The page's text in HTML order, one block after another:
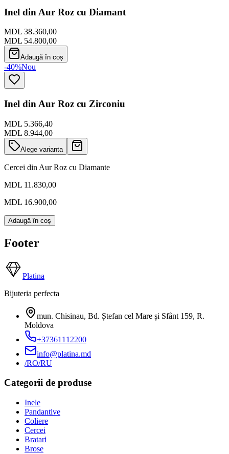
Inel din Aur Roz cu Diamant
MDL 38.360,00
MDL 54.800,00
Adaugă în coș
-40%Nou
Inel din Aur Roz cu Zirconiu
MDL 5.366,40
MDL 8.944,00
Alege varianta
Cercei din Aur Roz cu Diamante
MDL 11.830,00
MDL 16.900,00
Adaugă în coș
Footer
Platina
Bijuteria perfecta
mun. Chisinau, Bd. Ștefan cel Mare și Sfânt 159, R.
Moldova
+37361112200
info@platina.md
/RO/RU
Categorii de produse
Inele
Pandantive
Coliere
Cercei
Bratari
Brose